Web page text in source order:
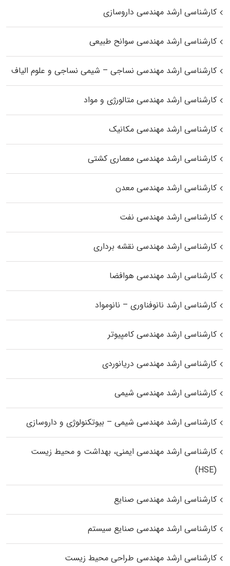
کارشناسی ارشد مهندسی داروسازی
کارشناسی ارشد مهندسی سوانح طبیعی
کارشناسی ارشد مهندسی نساجی – شیمی نساجی و علوم الیاف
کارشناسی ارشد مهندسی متالورژی و مواد
کارشناسی ارشد مهندسی مکانیک
کارشناسی ارشد مهندسی معماری کشتی
کارشناسی ارشد مهندسی معدن
کارشناسی ارشد مهندسی نفت
کارشناسی ارشد مهندسی نقشه برداری
کارشناسی ارشد مهندسی هوافضا
کارشناسی ارشد نانوفناوری – نانومواد
کارشناسی ارشد مهندسی کامپیوتر
کارشناسی ارشد مهندسی دریانوردی
کارشناسی ارشد مهندسی شیمی
کارشناسی ارشد مهندسی شیمی – بیوتکنولوژی و داروسازی
کارشناسی ارشد مهندسی ایمنی، بهداشت و محیط زیست
(HSE)
کارشناسی ارشد مهندسی صنایع
کارشناسی ارشد مهندسی صنایع سیستم
کارشناسی ارشد مهندسی طراحی محیط زیست